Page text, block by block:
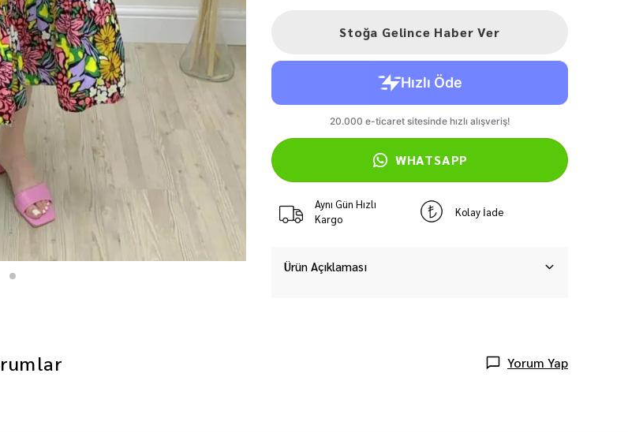
Stoğa Gelince Haber Ver
WHATSAPP
Aynı Gün Hızlı
Kargo
Kolay İade
Ürün Açıklaması
Yorum Yap